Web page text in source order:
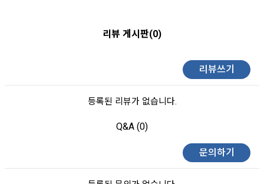
리뷰 게시판(0)
리뷰쓰기
등록된 리뷰가 없습니다.
Q&A (0)
문의하기